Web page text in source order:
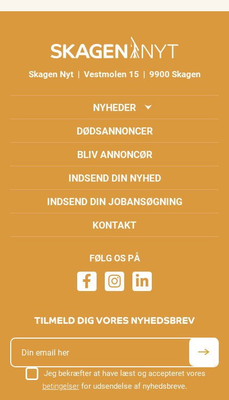
Skagen Nyt | Vestmolen 15 | 9900 Skagen
NYHEDER
DØDSANNONCER
BLIV ANNONCØR
INDSEND DIN NYHED
INDSEND DIN JOBANSØGNING
KONTAKT
FØLG OS PÅ
TILMELD DIG VORES NYHEDSBREV
Jeg bekræfter at have læst og accepteret vores
betingelserfor udsendelse af nyhedsbreve.